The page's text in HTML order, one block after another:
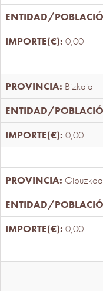
0,00
Bizkaia
0,00
Gipuzkoa
0,00